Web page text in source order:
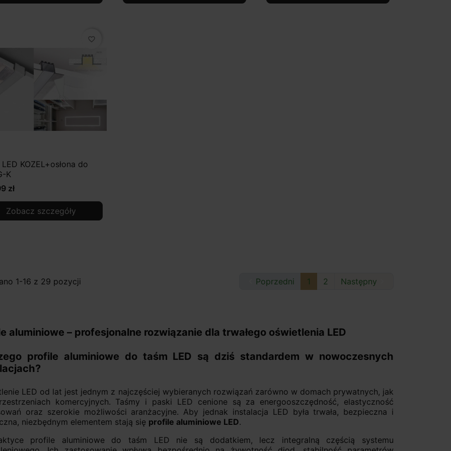
favorite_border
KOZEL+osłona do
K
zł
Zobacz szczegóły
1-16 z 29 pozycji Poprzedni 1 2 Następny
aluminiowe – profesjonalne rozwiązanie dla trwałego oświetlenia LED
profile aluminiowe do taśm LED są dziś standardem w nowoczesnych
LED od lat jest jednym z najczęściej wybieranych rozwiązań zarówno w domach prywatnych, jak
komercyjnych. Taśmy i paski LED cenione są za energooszczędność, elastyczność
oraz szerokie możliwości aranżacyjne. Aby jednak instalacja LED była trwała, bezpieczna i
niezbędnym elementem stają się profile aluminiowe LED.
profile aluminiowe do taśm LED nie są dodatkiem, lecz integralną częścią systemu